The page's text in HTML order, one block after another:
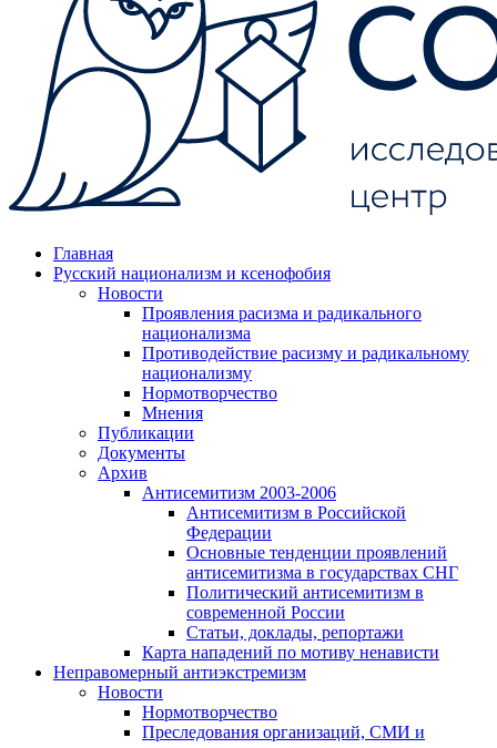
Главная
Русский национализм и ксенофобия
Новости
Проявления расизма и радикального
национализма
Противодействие расизму и радикальному
национализму
Нормотворчество
Мнения
Публикации
Документы
Архив
Антисемитизм 2003-2006
Антисемитизм в Российской
Федерации
Основные тенденции проявлений
антисемитизма в государствах СНГ
Политический антисемитизм в
современной России
Статьи, доклады, репортажи
Карта нападений по мотиву ненависти
Неправомерный антиэкстремизм
Новости
Нормотворчество
Преследования организаций, СМИ и